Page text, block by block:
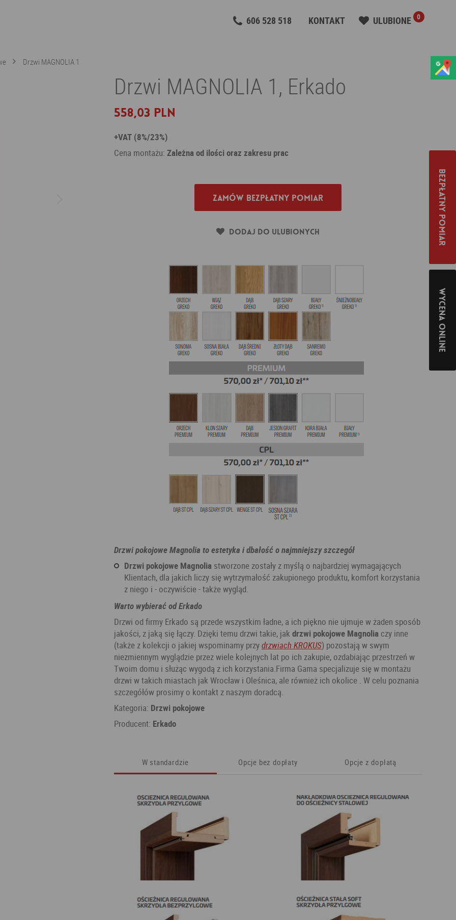
606 528 518 KONTAKT ULUBIONE 0
Drzwi MAGNOLIA 1
Drzwi MAGNOLIA 1, Erkado
558,03 PLN
+VAT (8%/23%)
Cena montażu: Zależna od ilości oraz zakresu prac
Zamów bezpłatny pomiar
Dodaj do ulubionych
Drzwi pokojowe Magnolia to estetyka i dbałość o najmniejszy szczegół
Drzwi pokojowe Magnolia stworzone zostały z myślą o najbardziej wymagających
Klientach, dla jakich liczy się wytrzymałość zakupionego produktu, komfort korzystania
z niego i - oczywiście - także wygląd.
Warto wybierać od Erkado
Drzwi od firmy Erkado są przede wszystkim ładne, a ich piękno nie ujmuje w żaden sposób
jakości, z jaką się łączy. Dzięki temu drzwi takie, jak drzwi pokojowe Magnolia czy inne
(także z kolekcji o jakiej wspominamy przydrzwiach KROKUS) pozostają w swym
niezmiennym wyglądzie przez wiele kolejnych lat po ich zakupie, ozdabiając przestrzeń w
Twoim domu i służąc wygodą z ich korzystania.Firma Gama specjalizuje się w montażu
drzwi w takich miastach jak Wrocław i Oleśnica, ale również ich okolice . W celu poznania
szczegółów prosimy o kontakt z naszym doradcą.
Kategoria: Drzwi pokojowe
Producent: Erkado
W standardzie Opcje bez dopłaty Opcje z dopłatą
Bezpłatny pomiar
Wycena online